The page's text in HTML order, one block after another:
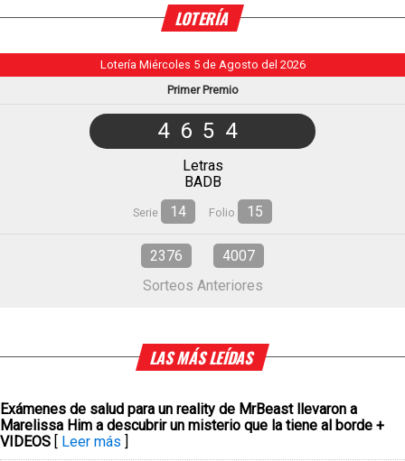
LOTERÍA
Lotería Miércoles 5 de Agosto del 2026
Primer Premio
4654
Letras
BADB
Serie 14 Folio 15
2376
4007
Sorteos Anteriores
LAS MÁS LEÍDAS
Exámenes de salud para un reality de MrBeast llevaron a
Marelissa Him a descubrir un misterio que la tiene al borde +
VIDEOS [ Leer más ]